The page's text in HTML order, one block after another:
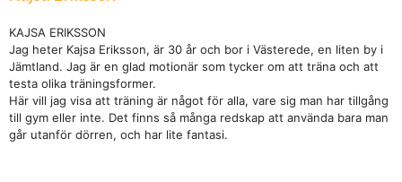
KAJSA ERIKSSON
Jag heter Kajsa Eriksson, är 30 år och bor i Västerede, en liten by i
Jämtland. Jag är en glad motionär som tycker om att träna och att
testa olika träningsformer.
Här vill jag visa att träning är något för alla, vare sig man har tillgång
till gym eller inte. Det finns så många redskap att använda bara man
går utanför dörren, och har lite fantasi.